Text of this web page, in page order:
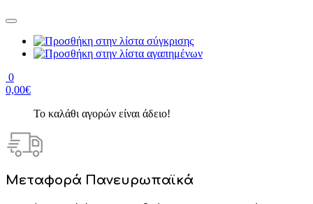
0
0,00€
Το καλάθι αγορών είναι άδειο!
Μεταφορά Πανευρωπαϊκά